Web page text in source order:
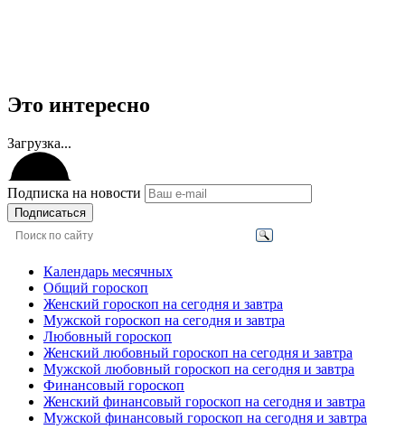
Это интересно
Загрузка...
Подписка на новости
Подписаться
Календарь месячных
Общий гороскоп
Женский гороскоп на сегодня и завтра
Мужской гороскоп на сегодня и завтра
Любовный гороскоп
Женский любовный гороскоп на сегодня и завтра
Мужской любовный гороскоп на сегодня и завтра
Финансовый гороскоп
Женский финансовый гороскоп на сегодня и завтра
Мужской финансовый гороскоп на сегодня и завтра